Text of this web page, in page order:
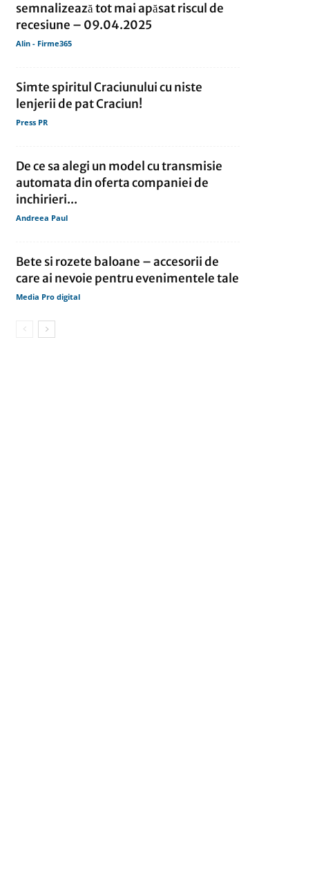
semnalizează tot mai apăsat riscul de
recesiune – 09.04.2025
Alin - Firme365
Simte spiritul Craciunului cu niste
lenjerii de pat Craciun!
Press PR
De ce sa alegi un model cu transmisie
automata din oferta companiei de
inchirieri...
Andreea Paul
Bete si rozete baloane – accesorii de
care ai nevoie pentru evenimentele tale
Media Pro digital